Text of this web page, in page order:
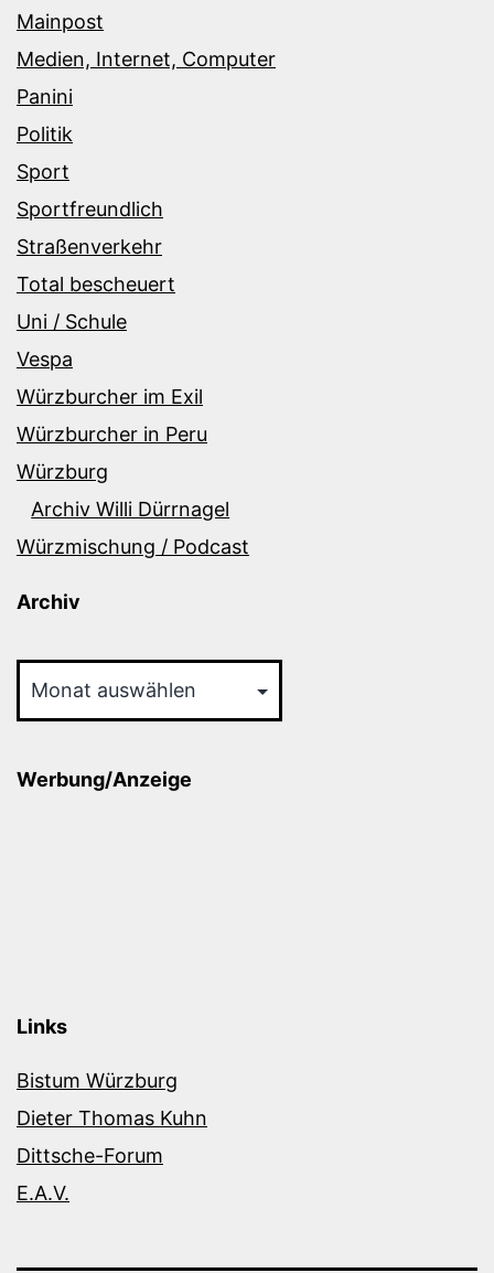
Mainpost
Medien, Internet, Computer
Panini
Politik
Sport
Sportfreundlich
Straßenverkehr
Total bescheuert
Uni / Schule
Vespa
Würzburcher im Exil
Würzburcher in Peru
Würzburg
Archiv Willi Dürrnagel
Würzmischung / Podcast
Archiv
Werbung/Anzeige
Links
Bistum Würzburg
Dieter Thomas Kuhn
Dittsche-Forum
E.A.V.